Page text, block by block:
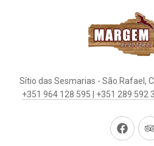
Sítio das Sesmarias - São Rafael,
+351 964 128 595 | +351 289 592
New